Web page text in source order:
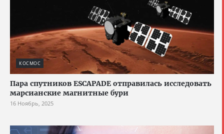
КОСМОС
Пара спутников ESCAPADE отправилась исследовать
марсианские магнитные бури
16 Ноябрь, 2025